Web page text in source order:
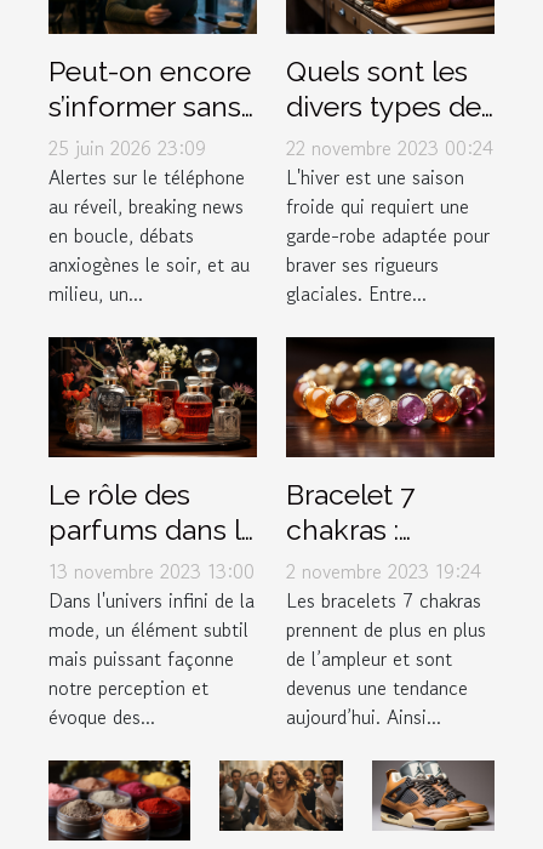
Peut-on encore
s’informer sans
stresser ?
Enquête sur le
lien actu-santé
25 juin 2026 23:09
Alertes sur le téléphone
au réveil, breaking news
en boucle, débats
anxiogènes le soir, et au
milieu, un...
Quels sont les
divers types de
vêtements pour
affronter
efficacement
l'hiver ?
22 novembre 2023 00:24
L'hiver est une saison
froide qui requiert une
garde-robe adaptée pour
braver ses rigueurs
glaciales. Entre...
Le rôle des
parfums dans la
mode et le style
personnel
13 novembre 2023 13:00
Dans l'univers infini de la
mode, un élément subtil
mais puissant façonne
notre perception et
évoque des...
Bracelet 7
chakras :
Comment bien
l’entretenir ?
2 novembre 2023 19:24
Les bracelets 7 chakras
prennent de plus en plus
de l’ampleur et sont
devenus une tendance
aujourd’hui. Ainsi...